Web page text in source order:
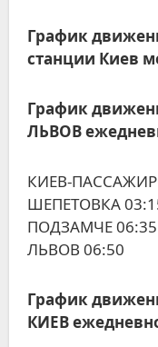
График
станции Киев
График
ЛЬВОВ
КИЕВ-
ШЕПЕТОВКА
ПОДЗАМЧЕ 06:35
ЛЬВОВ 06:50
График
КИЕВ